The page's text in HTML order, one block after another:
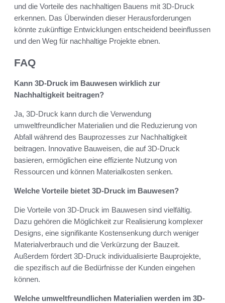
und die Vorteile des nachhaltigen Bauens mit 3D-Druck
erkennen. Das Überwinden dieser Herausforderungen
könnte zukünftige Entwicklungen entscheidend beeinflussen
und den Weg für nachhaltige Projekte ebnen.
FAQ
Kann 3D-Druck im Bauwesen wirklich zur
Nachhaltigkeit beitragen?
Ja, 3D-Druck kann durch die Verwendung
umweltfreundlicher Materialien und die Reduzierung von
Abfall während des Bauprozesses zur Nachhaltigkeit
beitragen. Innovative Bauweisen, die auf 3D-Druck
basieren, ermöglichen eine effiziente Nutzung von
Ressourcen und können Materialkosten senken.
Welche Vorteile bietet 3D-Druck im Bauwesen?
Die Vorteile von 3D-Druck im Bauwesen sind vielfältig.
Dazu gehören die Möglichkeit zur Realisierung komplexer
Designs, eine signifikante Kostensenkung durch weniger
Materialverbrauch und die Verkürzung der Bauzeit.
Außerdem fördert 3D-Druck individualisierte Bauprojekte,
die spezifisch auf die Bedürfnisse der Kunden eingehen
können.
Welche umweltfreundlichen Materialien werden im 3D-